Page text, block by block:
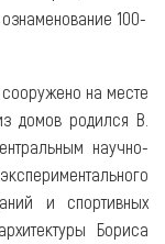
ознаменование 100-
на месте
домов родился В.
научно-
и спортивных
Бориса